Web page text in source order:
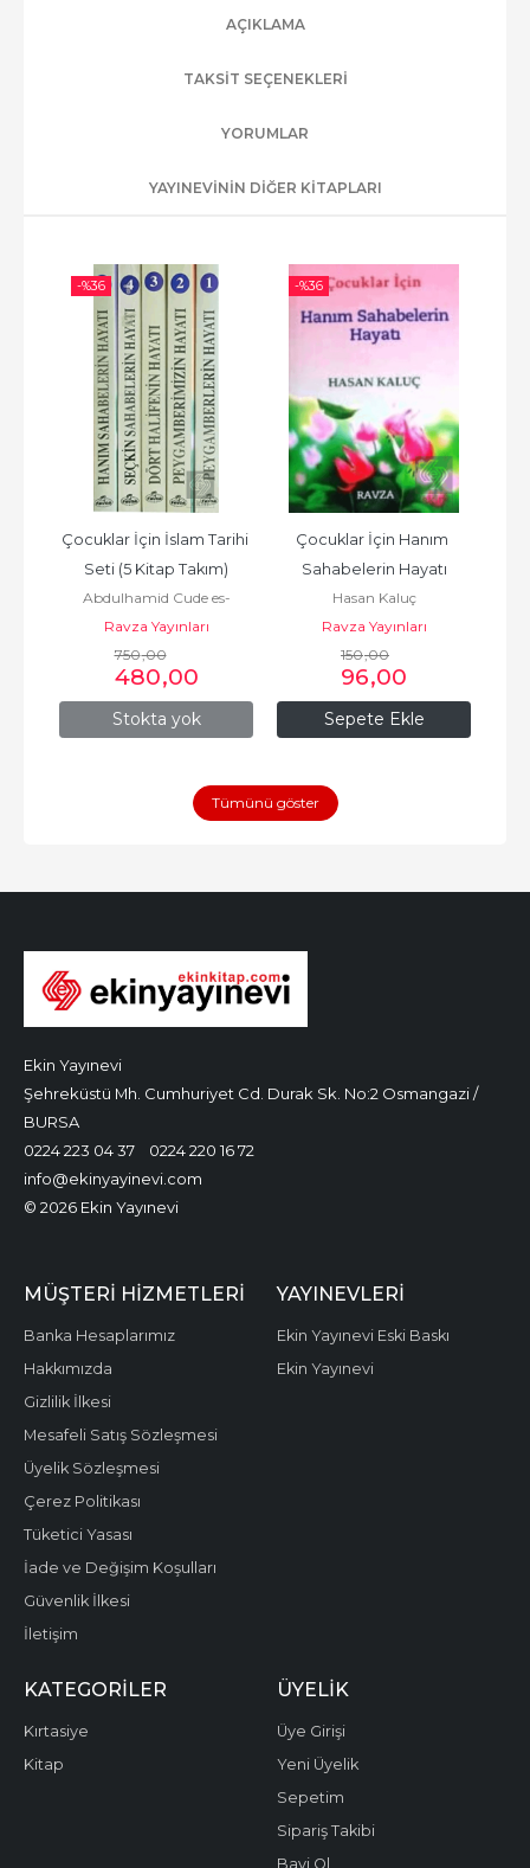
AÇIKLAMA
TAKSIT SEÇENEKLERI
YORUMLAR
YAYINEVININ DIĞER KITAPLARI
-%36
Stokta yok
Çocuklar İçin İslam Tarihi
Seti (5 Kitap Takım)
Abdulhamid Cude es-
Sahhar
Ravza Yayınları
750,00
480,00
-%36
Sepete Ekle
Çocuklar İçin Hanım
Sahabelerin Hayatı
Hasan Kaluç
Ravza Yayınları
150,00
96,00
Tümünü göster
Ekin Yayınevi
Şehreküstü Mh. Cumhuriyet Cd. Durak Sk. No:2 Osmangazi /
BURSA
0224 223 04 37
0224 220 16 72
info@ekinyayinevi.com
© 2026 Ekin Yayınevi
MÜŞTERI HIZMETLERI
Banka Hesaplarımız
Hakkımızda
Gizlilik İlkesi
Mesafeli Satış Sözleşmesi
Üyelik Sözleşmesi
Çerez Politikası
Tüketici Yasası
İade ve Değişim Koşulları
Güvenlik İlkesi
İletişim
YAYINEVLERI
Ekin Yayınevi Eski Baskı
Ekin Yayınevi
KATEGORILER
Kırtasiye
Kitap
ÜYELIK
Üye Girişi
Yeni Üyelik
Sepetim
Sipariş Takibi
Bayi Ol